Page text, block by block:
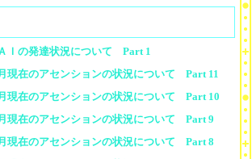
Ｉの発達状況について Part 1
現在のアセンションの状況について Part 11
現在のアセンションの状況について Part 10
現在のアセンションの状況について Part 9
現在のアセンションの状況について Part 8